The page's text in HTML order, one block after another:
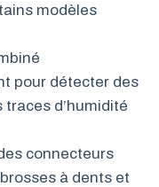
modèles
pour détecter des
d’humidité
connecteurs
à dents et